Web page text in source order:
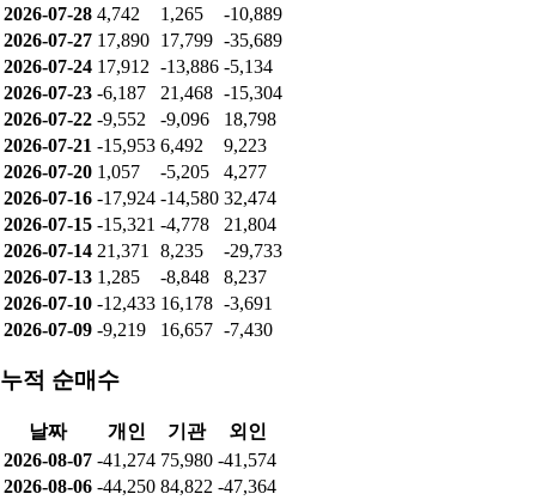
2026-07-28 4,742 1,265
-10,889
2026-07-27 17,890 17,799 -35,689
2026-07-24 17,912 -13,886 -5,134
2026-07-23 -6,187 21,468 -15,304
2026-07-22 -9,552 -9,096
18,798
2026-07-21 -15,953 6,492
9,223
2026-07-20 1,057 -5,205
4,277
2026-07-16 -17,924 -14,580 32,474
2026-07-15 -15,321 -4,778
21,804
2026-07-14 21,371 8,235
-29,733
2026-07-13 1,285 -8,848
8,237
2026-07-10 -12,433 16,178 -3,691
2026-07-09 -9,219 16,657 -7,430
누적 순매수
날짜 개인 기관
외인
2026-08-07 -41,274 75,980 -41,574
2026-08-06 -44,250 84,822 -47,364